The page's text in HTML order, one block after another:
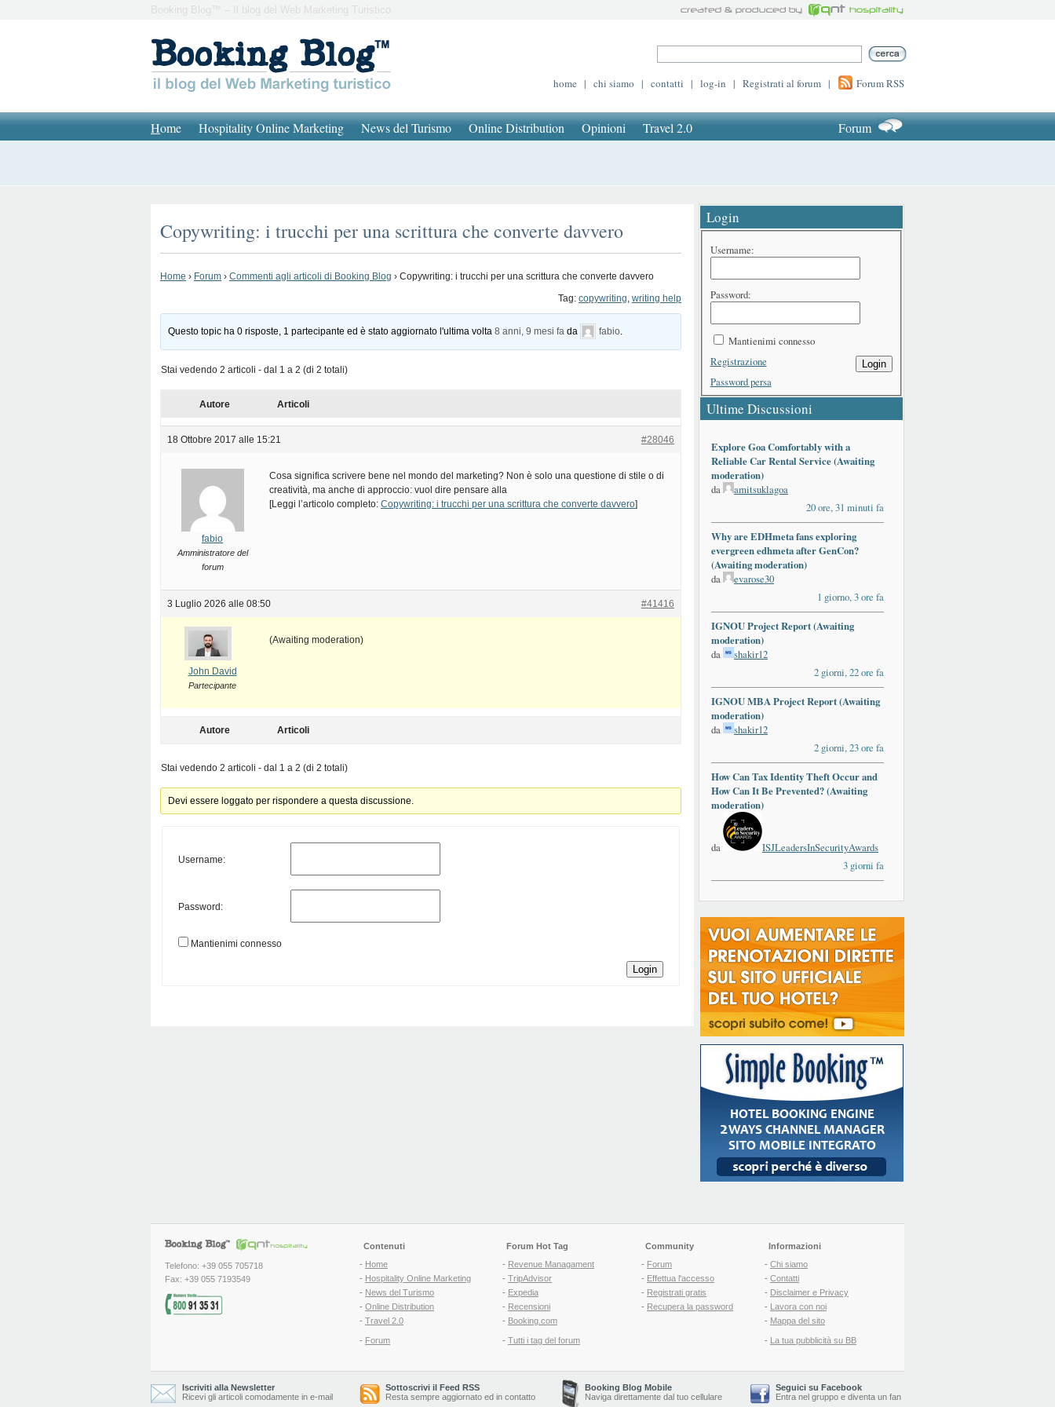
Booking Blog™ – Il blog del Web Marketing Turistico
home | chi siamo | contatti | log-in | Registrati al forum | Forum RSS
Home Hospitality Online Marketing News del Turismo Online Distribution Opinioni Travel 2.0 Forum
Copywriting: i trucchi per una scrittura che converte davvero
Home › Forum › Commenti agli articoli di Booking Blog › Copywriting: i trucchi per una scrittura che converte davvero
Tag: copywriting, writing help
Questo topic ha 0 risposte, 1 partecipante ed è stato aggiornato l'ultima volta8 anni, 9 mesi fa da fabio
Stai vedendo 2 articoli - dal 1 a 2 (di 2 totali)
Autore Articoli
18 Ottobre 2017 alle 15:21 #28046
fabio
Amministratore del
forum
Cosa significa scrivere bene nel mondo del marketing? Non è solo una questione di stile o di
creatività, ma anche di approccio: vuol dire pensare alla
[Leggi l’articolo completo: Copywriting: i trucchi per una scrittura che converte davvero]
3 Luglio 2026 alle 08:50 #41416
John David
Partecipante
(Awaiting moderation)
Autore Articoli
Stai vedendo 2 articoli - dal 1 a 2 (di 2 totali)
Devi essere loggato per rispondere a questa discussione.
Username:
Password:
Mantienimi connesso
Login
Login
Username:
Password:
Mantienimi connesso
Login
Registrazione
Password persa
Ultime Discussioni
Explore Goa Comfortably with a
Reliable Car Rental Service (Awaiting
moderation)
da
amitsuklagoa
20 ore, 31 minuti fa
Why are EDHmeta fans exploring
evergreen edhmeta after GenCon?
(Awaiting moderation)
da
evarose30
1 giorno, 3 ore fa
IGNOU Project Report (Awaiting
moderation)
da
shakir12
2 giorni, 22 ore fa
IGNOU MBA Project Report (Awaiting
moderation)
da
shakir12
2 giorni, 23 ore fa
How Can Tax Identity Theft Occur and
How Can It Be Prevented? (Awaiting
moderation)
da
ISJLeadersInSecurityAwards
3 giorni fa
Telefono: +39 055 705718
Fax: +39 055 7193549
Contenuti
- Home
- Hospitality Online Marketing
- News del Turismo
- Online Distribution
- Travel 2.0
- Forum
Forum Hot Tag
- Revenue Managament
- TripAdvisor
- Expedia
- Recensioni
- Booking.com
- Tutti i tag del forum
Community
- Forum
- Effettua l'accesso
- Registrati gratis
- Recupera la password
Informazioni
- Chi siamo
- Contatti
- Disclaimer e Privacy
- Lavora con noi
- Mappa del sito
- La tua pubblicità su BB
Iscriviti alla Newsletter
Ricevi gli articoli comodamente in e-mail
Sottoscrivi il Feed RSS
Resta sempre aggiornato ed in contatto
Booking Blog Mobile
Naviga direttamente dal tuo cellulare
Seguici su Facebook
Entra nel gruppo e diventa un fan